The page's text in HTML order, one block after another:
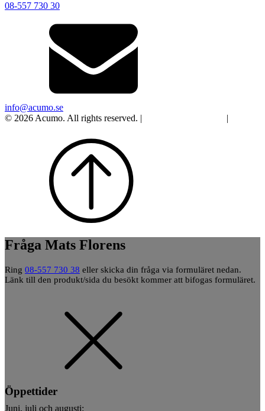
08-557 730 30
info@acumo.se
© 2026 Acumo. All rights reserved. |
|
Fråga Mats Florens
Ring 08-557 730 38 eller skicka din fråga via formuläret nedan.
Länk till den produkt/sida du besökt kommer att bifogas formuläret.
Öppettider
Juni, juli och augusti: